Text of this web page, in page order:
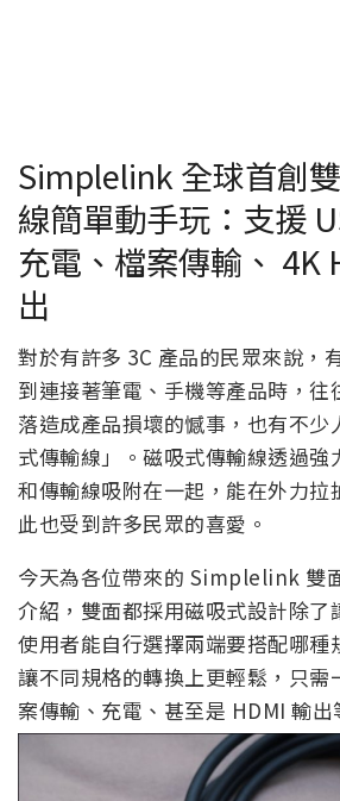
Simplelink 全球首創
線簡單動手玩：支援
充電、檔案傳輸、 4K
出
對於有許多 3C 產品的民眾來說，
到連接著筆電、手機等產品時，往
落造成產品損壞的憾事，也有不少
式傳輸線」。磁吸式傳輸線透過強
和傳輸線吸附在一起，能在外力拉
此也受到許多民眾的喜愛。
今天為各位帶來的 Simplelink 雙
介紹，雙面都採用磁吸式設計除了
使用者能自行選擇兩端要搭配哪種
讓不同規格的轉換上更輕鬆，只需
案傳輸、充電、甚至是 HDMI 輸出